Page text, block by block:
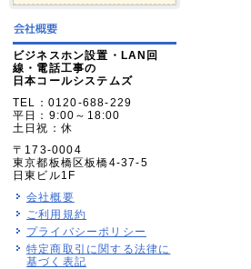
ビジネスホン設置・LAN回
線・電話工事の
日本コールシステムズ
TEL：0120-688-229
平日：9:00～18:00
土日祝：休
〒173-0004
東京都板橋区板橋4-37-5
日東ビル1F
会社概要
ご利用規約
プライバシーポリシー
特定商取引に関する法律に
基づく表記